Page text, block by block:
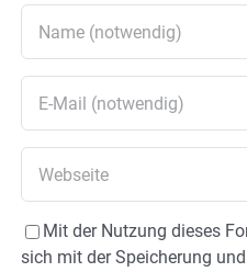
Mit der Nutzung dieses
sich mit der Speicherung